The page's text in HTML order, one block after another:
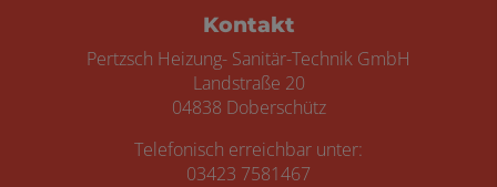
Footer - Kontaktdaten und
Kontakt
Pertzsch Heizung- Sanitär-Technik GmbH
Landstraße 20
04838 Doberschütz
Telefonisch erreichbar unter:
03423 7581467